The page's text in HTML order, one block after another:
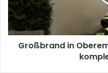
Großbrand in